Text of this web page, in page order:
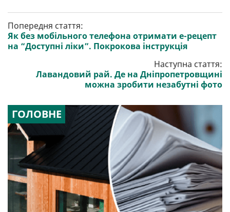
Попередня стаття:
Як без мобільного телефона отримати е-рецепт
на “Доступні ліки”. Покрокова інструкція
Наступна стаття:
Лавандовий рай. Де на Дніпропетровщині
можна зробити незабутні фото
ГОЛОВНЕ